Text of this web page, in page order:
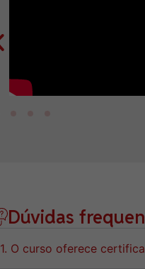
Dúvidas
1. O curso oferece